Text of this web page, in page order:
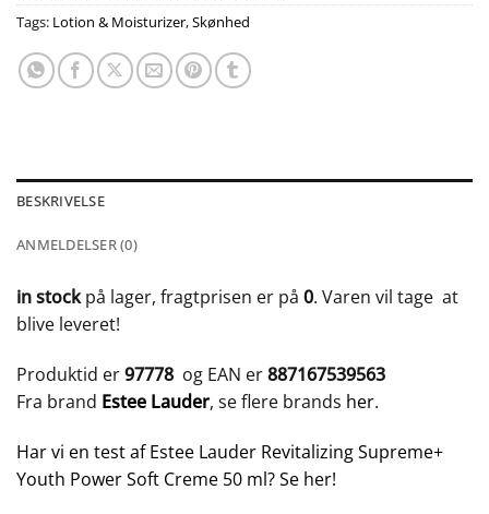
Tags: Lotion & Moisturizer,Skønhed
BESKRIVELSE
ANMELDELSER (0)
in stockpå lager, fragtprisen er på 0. Varen vil tage at
blive leveret!
Produktid er97778 og EAN er887167539563
Fra brand Estee Lauder, se flere brands her.
Har vi en test af Estee Lauder Revitalizing Supreme+
Youth Power Soft Creme 50 ml? Se her!